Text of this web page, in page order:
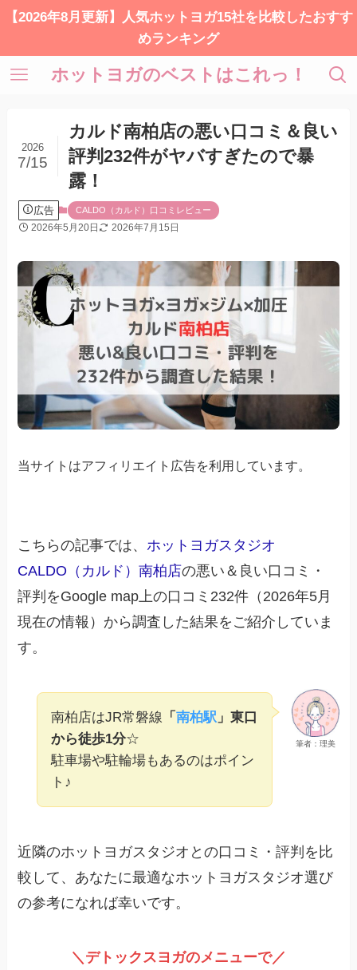
【2026年8月更新】人気ホットヨガ15社を比較したおすす
めランキング
ホットヨガのベストはこれっ！
カルド南柏店の悪い口コミ＆良い
評判232件がヤバすぎたので暴
露！
2026
7/15
広告 CALDO（カルド）口コミレビュー
2026年5月20日 2026年7月15日
当サイトはアフィリエイト広告を利用しています。
こちらの記事では、ホットヨガスタジオ
CALDO（カルド）南柏店の悪い＆良い口コミ・
評判をGoogle map上の口コミ232件（2026年5月
現在の情報）から調査した結果をご紹介していま
す。
筆者：理美
南柏店はJR常磐線 「南柏駅 」東口
から徒歩1分☆
駐車場や駐輪場もあるのはポイン
ト♪
近隣のホットヨガスタジオとの口コミ・評判を比
較して、あなたに最適なホットヨガスタジオ選び
の参考になれば幸いです。
＼デトックスヨガのメニューで／